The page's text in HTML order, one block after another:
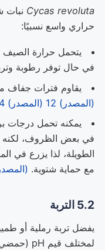
Cycas revoluta نبات
حراري واسع نسبيًا:
يتحمل حرارة الصيف
في حال توفر رطوبة
يقاوم فترات جفاف
(المصدر) 12
(المصدر) 4
يمكنه تحمل درجات
في بعض الظروف، لكنه
الطويلة، لذا يزرع في
مع حماية شتوية. (المصدر)
5.2 التربة
يفضل تربة رملية أو
لمختلف قيم pH (حمضي، متعادل، قلوي خفيف).